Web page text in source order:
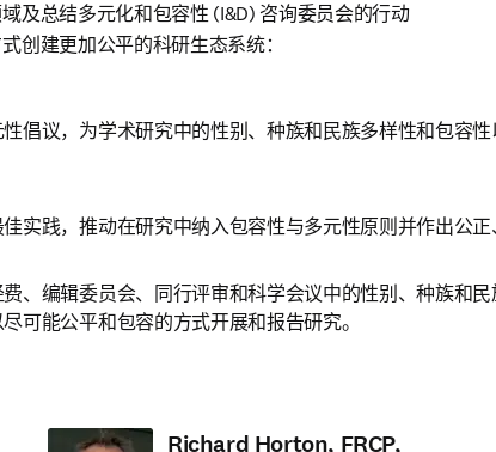
及总结多元化和包容性 (I&D) 咨询委员会的行动
创建更加公平的科研生态系统：
倡议，为学术研究中的性别、种族和民族多样性和包容
实践，推动在研究中纳入包容性与多元性原则并作出公正
、编辑委员会、同行评审和科学会议中的性别、种族和
可能公平和包容的方式开展和报告研究。
Richard Horton, FRCP,